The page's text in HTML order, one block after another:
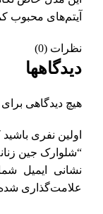
آیتم‌های محبوب
نظرات (0)
دیدگاهها
هیچ دیدگاهی
اولین نفری
“شلوارک جین زنانه کد
نشانی ایمیل
علامت‌گذاری